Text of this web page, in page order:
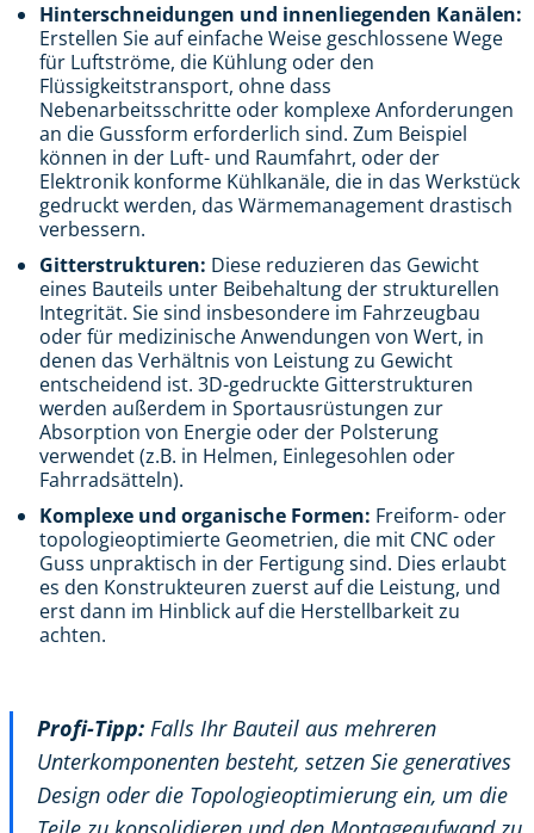
Hinterschneidungen und innenliegenden Kanälen:
Erstellen Sie auf einfache Weise geschlossene Wege
für Luftströme, die Kühlung oder den
Flüssigkeitstransport, ohne dass
Nebenarbeitsschritte oder komplexe Anforderungen
an die Gussform erforderlich sind. Zum Beispiel
können in der Luft- und Raumfahrt, oder der
Elektronik konforme Kühlkanäle, die in das Werkstück
gedruckt werden, das Wärmemanagement drastisch
verbessern.
Gitterstrukturen: Diese reduzieren das Gewicht
eines Bauteils unter Beibehaltung der strukturellen
Integrität. Sie sind insbesondere im Fahrzeugbau
oder für medizinische Anwendungen von Wert, in
denen das Verhältnis von Leistung zu Gewicht
entscheidend ist. 3D-gedruckte Gitterstrukturen
werden außerdem in Sportausrüstungen zur
Absorption von Energie oder der Polsterung
verwendet (z.B. in Helmen, Einlegesohlen oder
Fahrradsätteln).
Komplexe und organische Formen: Freiform- oder
topologieoptimierte Geometrien, die mit CNC oder
Guss unpraktisch in der Fertigung sind. Dies erlaubt
es den Konstrukteuren zuerst auf die Leistung, und
erst dann im Hinblick auf die Herstellbarkeit zu
achten.
Profi-Tipp: Falls Ihr Bauteil aus mehreren
Unterkomponenten besteht, setzen Sie generatives
Design oder die Topologieoptimierung ein, um die